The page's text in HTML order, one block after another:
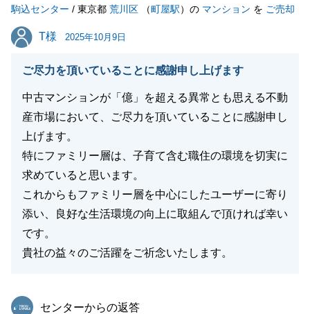
いませ。
今後ともどうぞよろしくお願いいたします。
駒込センター / 東京都 荒川区 （町屋駅）の マンション を ご売却
T様
T様 2025年10月9日
ご尽力を頂いていることに感謝申し上げます
中古マンションが「億」を超える異常とも思える不動
産市場において、ご尽力を頂いていることに感謝申し
上げます。
特にファミリー層は、子育て含む職住の環境を切実に
求めていると思います。
これからもファミリー層を中心にしたユーザーに寄り
添い、良好な生活環境の向上に取組んで頂ければ幸い
です。
貴社の益々のご活躍をご祈念いたします。
東急リバブル
センターからの返答